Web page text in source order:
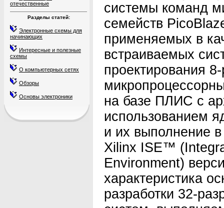
отечественные
Разделы статей:
Электронные схемы для
начинающих
Интересные и полезные
схемы
О компьютерных сетях
Обзоры
Основы электроники
системы команд
семейств
применяемых в
встраиваемых
проектирования
на базе ПЛИС с
использованием
и их выполнение
Xilinx ISE™
Environment)
характеристика
разработки 32-